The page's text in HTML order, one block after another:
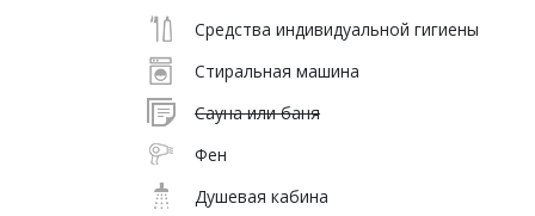
Средства индивидуальной гигиены
Стиральная машина
Сауна или баня
Фен
Душевая кабина